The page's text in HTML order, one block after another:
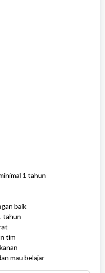
1 tahun
baik
tahun
tim
mau belajar